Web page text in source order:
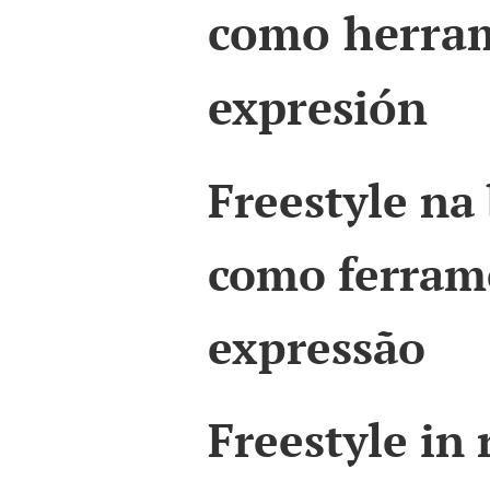
como
expresión
Freestyle
como
expressão
Freestyle in